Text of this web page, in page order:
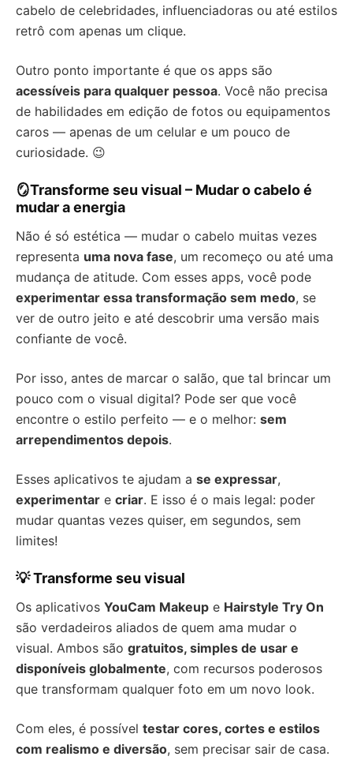
cabelo de celebridades, influenciadoras ou até estilos
retrô com apenas um clique.
Outro ponto importante é que os apps são
acessíveis para qualquer pessoa. Você não precisa
de habilidades em edição de fotos ou equipamentos
caros — apenas de um celular e um pouco de
curiosidade. 😉
🪞Transforme seu visual – Mudar o cabelo é
mudar a energia
Não é só estética — mudar o cabelo muitas vezes
representa uma nova fase, um recomeço ou até uma
mudança de atitude. Com esses apps, você pode
experimentar essa transformação sem medo, se
ver de outro jeito e até descobrir uma versão mais
confiante de você.
Por isso, antes de marcar o salão, que tal brincar um
pouco com o visual digital? Pode ser que você
encontre o estilo perfeito — e o melhor: sem
arrependimentos depois.
Esses aplicativos te ajudam a se expressar,
experimentar e criar. E isso é o mais legal: poder
mudar quantas vezes quiser, em segundos, sem
limites!
💡 Transforme seu visual
Os aplicativos YouCam Makeup e Hairstyle Try On
são verdadeiros aliados de quem ama mudar o
visual. Ambos são gratuitos, simples de usar e
disponíveis globalmente, com recursos poderosos
que transformam qualquer foto em um novo look.
Com eles, é possível testar cores, cortes e estilos
com realismo e diversão, sem precisar sair de casa.